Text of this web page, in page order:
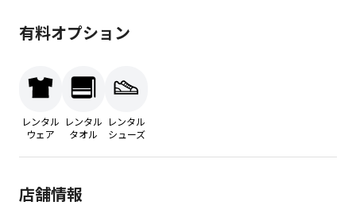
有料オプション
レンタル
ウェア
レンタル
タオル
レンタル
シューズ
店舗情報